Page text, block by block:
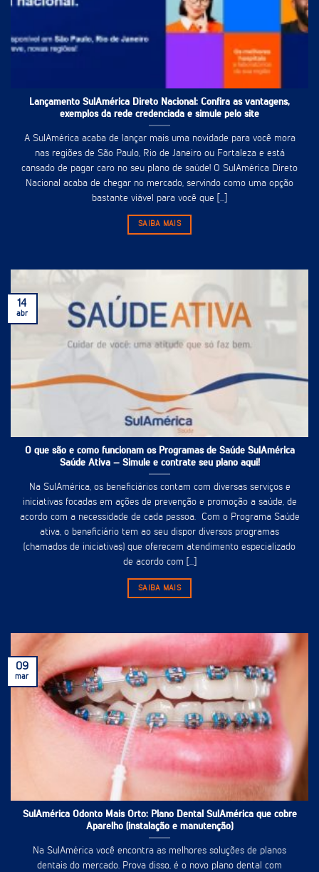
Lançamento SulAmérica Direto Nacional: Confira as vantagens,
exemplos da rede credenciada e simule pelo site
A SulAmérica acaba de lançar mais uma novidade para você mora
nas regiões de São Paulo, Rio de Janeiro ou Fortaleza e está
cansado de pagar caro no seu plano de saúde! O SulAmérica Direto
Nacional acaba de chegar no mercado, servindo como uma opção
bastante viável para você que [...]
SAIBA MAIS
O que são e como funcionam os Programas de Saúde SulAmérica
Saúde Ativa – Simule e contrate seu plano aqui!
Na SulAmérica, os beneficiários contam com diversas serviços e
iniciativas focadas em ações de prevenção e promoção a saúde, de
acordo com a necessidade de cada pessoa. Com o Programa Saúde
ativa, o beneficiário tem ao seu dispor diversos programas
(chamados de iniciativas) que oferecem atendimento especializado
de acordo com [...]
SAIBA MAIS
14
abr
SulAmérica Odonto Mais Orto: Plano Dental SulAmérica que cobre
Aparelho (instalação e manutenção)
Na SulAmérica você encontra as melhores soluções de planos
dentais do mercado. Prova disso, é o novo plano dental com
09
mar